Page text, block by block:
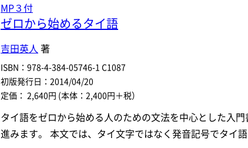
MP３付
ゼロから始めるタイ語
吉田英人 著
ISBN：978-4-384-05746-1 C1087
初版発行日：2014/04/20
定価： 2,640円 (本体：2,400円＋税）
タイ語をゼロから始める人のための文法を中心とした入
進みます。 本文では、タイ文字ではなく発音記号でタイ